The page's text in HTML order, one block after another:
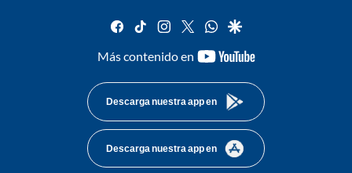
facebook
tiktok instagram
twitterwhatsapp
google
Más contenido en
youtube-
Descarga nuestra app en
Descarga nuestra app en